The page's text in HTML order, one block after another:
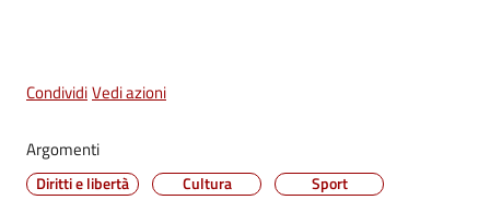
Amministrazione
Trasparente
CondividiVedi azioni
Argomenti
Diritti e libertà Cultura Sport